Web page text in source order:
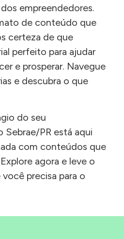
empreendedores.
de conteúdo que
certeza de que
perfeito para ajudar
e prosperar. Navegue
e descubra o que
do seu
Sebrae/PR está aqui
com conteúdos que
agora e leve o
precisa para o